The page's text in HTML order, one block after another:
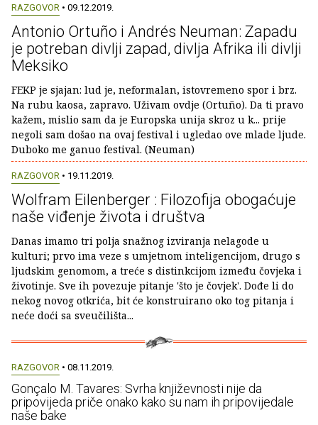
RAZGOVOR • 09.12.2019.
Antonio Ortuño i Andrés Neuman: Zapadu
je potreban divlji zapad, divlja Afrika ili divlji
Meksiko
FEKP je sjajan: lud je, neformalan, istovremeno spor i brz.
Na rubu kaosa, zapravo. Uživam ovdje (Ortuño). Da ti pravo
kažem, mislio sam da je Europska unija skroz u k... prije
negoli sam došao na ovaj festival i ugledao ove mlade ljude.
Duboko me ganuo festival. (Neuman)
RAZGOVOR • 19.11.2019.
Wolfram Eilenberger : Filozofija obogaćuje
naše viđenje života i društva
Danas imamo tri polja snažnog izviranja nelagode u
kulturi; prvo ima veze s umjetnom inteligencijom, drugo s
ljudskim genomom, a treće s distinkcijom između čovjeka i
životinje. Sve ih povezuje pitanje 'što je čovjek'. Dođe li do
nekog novog otkrića, bit će konstruirano oko tog pitanja i
neće doći sa sveučilišta...
RAZGOVOR • 08.11.2019.
Gonçalo M. Tavares: Svrha književnosti nije da
pripovijeda priče onako kako su nam ih pripovijedale
naše bake